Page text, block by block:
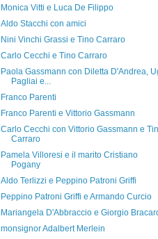
Monica Vitti e Luca De Filippo
Aldo Stacchi con amici
Nini Vinchi Grassi e Tino Carraro
Carlo Cecchi e Tino Carraro
Paola Gassmann con Diletta D'Andrea,
Pagliai e...
Franco Parenti
Franco Parenti e Vittorio Gassmann
Carlo Cecchi con Vittorio Gassmann e
Carraro
Pamela Villoresi e il marito Cristiano
Pogany
Aldo Terlizzi e Peppino Patroni Griffi
Peppino Patroni Griffi e Armando Curcio
Mariangela D'Abbraccio e Giorgio
monsignor Adalbert Merlein